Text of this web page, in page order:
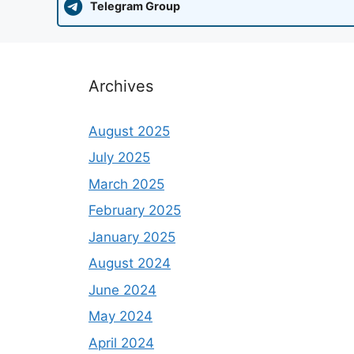
Telegram Group
Archives
August 2025
July 2025
March 2025
February 2025
January 2025
August 2024
June 2024
May 2024
April 2024